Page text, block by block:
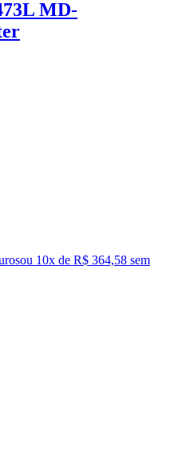
MD-
ou 10x de R$ 364,58 sem